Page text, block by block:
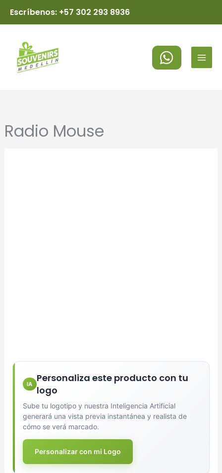
Escríbenos: +57 302 293 8936
Radio Mouse
IA
Personaliza este producto con tu
logo
Sube tu logotipo y nuestra Inteligencia Artificial
generará una vista previa instantánea y realista de
cómo se verá marcado.
Personalizar con mi Logo